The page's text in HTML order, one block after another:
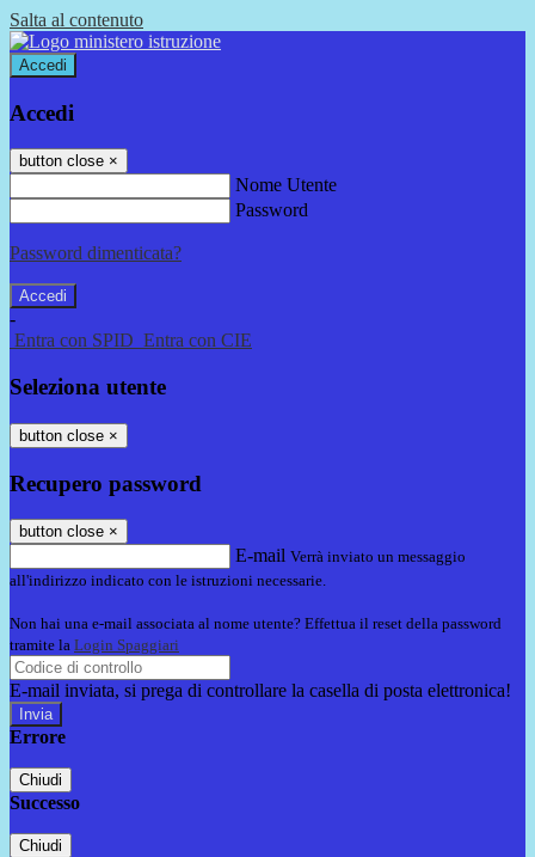
Salta al contenuto
Accedi
Accedi
button close ×
Nome Utente
Password
Password dimenticata?
-
Entra con SPID Entra con CIE
Seleziona utente
button close ×
Recupero password
button close ×
E-mail Verrà inviato un messaggio
all'indirizzo indicato con le istruzioni necessarie.
Non hai una e-mail associata al nome utente? Effettua il reset della password
tramite la Login Spaggiari
E-mail inviata, si prega di controllare la casella di posta elettronica!
Errore
Chiudi
Successo
Chiudi